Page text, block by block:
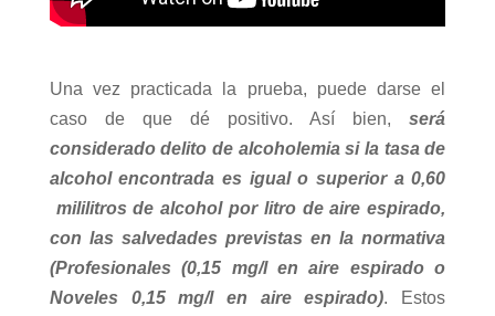
Una vez practicada la prueba, puede darse el
caso de que dé positivo. Así bien,será
considerado delito de alcoholemia si la tasa de
alcohol encontrada es igual o superior a 0,60
mililitros de alcohol por litro de aire espirado,
con las salvedades previstas en la normativa
(Profesionales (0,15 mg/l en aire espirado o
Noveles 0,15 mg/l en aire espirado). Estos